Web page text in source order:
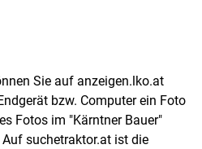
Sie auf anzeigen.lko.at
bzw. Computer ein Foto
Fotos im "Kärntner Bauer"
suchetraktor.at ist die